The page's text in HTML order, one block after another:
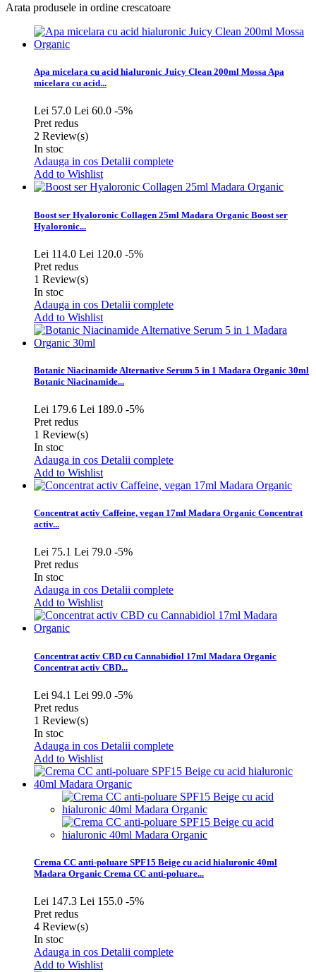
Arata produsele in ordine crescatoare
Apa micelara cu acid hialuronic Juicy Clean 200ml MossaApa
micelara cu acid...
Lei 57.0 Lei 60.0 -5%
Pret redus
2 Review(s)
In stoc
Adauga in cos Detalii complete
Add to Wishlist
Boost ser Hyaloronic Collagen 25ml Madara Organic Boost ser
Hyaloronic...
Lei 114.0 Lei 120.0 -5%
Pret redus
1 Review(s)
In stoc
Adauga in cos Detalii complete
Add to Wishlist
Botanic Niacinamide Alternative Serum 5 in 1 Madara Organic 30ml
Botanic Niacinamide...
Lei 179.6 Lei 189.0 -5%
Pret redus
1 Review(s)
In stoc
Adauga in cos Detalii complete
Add to Wishlist
Concentrat activ Caffeine, vegan 17ml Madara Organic Concentrat
activ...
Lei 75.1 Lei 79.0 -5%
Pret redus
In stoc
Adauga in cos Detalii complete
Add to Wishlist
Concentrat activ CBD cu Cannabidiol 17ml Madara Organic
Concentrat activ CBD...
Lei 94.1 Lei 99.0 -5%
Pret redus
1 Review(s)
In stoc
Adauga in cos Detalii complete
Add to Wishlist
Crema CC anti-poluare SPF15 Beige cu acid hialuronic 40ml
Madara Organic Crema CC anti-poluare...
Lei 147.3 Lei 155.0 -5%
Pret redus
4 Review(s)
In stoc
Adauga in cos Detalii complete
Add to Wishlist